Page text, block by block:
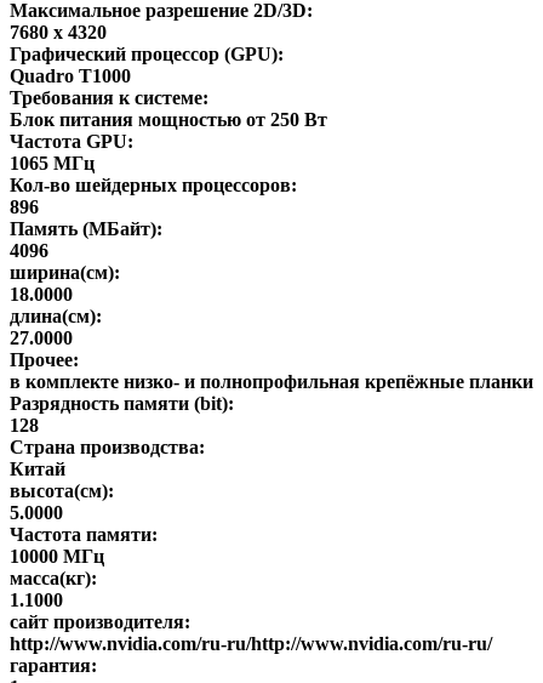
Максимальное разрешение 2D/3D:
7680 x 4320
Графический процессор (GPU):
Quadro T1000
Требования к системе:
Блок питания мощностью от 250 Вт
Частота GPU:
1065 МГц
Кол-во шейдерных процессоров:
896
Память (МБайт):
4096
ширина(см):
18.0000
длина(см):
27.0000
Прочее:
в комплекте низко- и полнопрофильная крепёжные планки
Разрядность памяти (bit):
128
Страна производства:
Китай
высота(см):
5.0000
Частота памяти:
10000 МГц
масса(кг):
1.1000
сайт производителя:
http://www.nvidia.com/ru-ru/http://www.nvidia.com/ru-ru/
гарантия: